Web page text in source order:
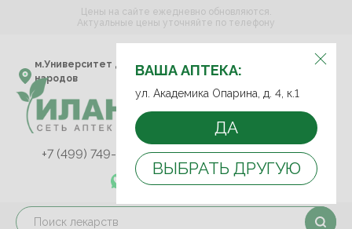
ВЫБЕРИТЕ АПТЕКУ:
м.Университет дружбы
народов
ул. Академика Опарина,
д. 4, к.1
ВАША АПТЕКА:
ул. Академика Опарина, д. 4, к.1
ДА
ВЫБРАТЬ ДРУГУЮ
Цены на сайте ежедневно обновляются.
Актуальные цены уточняйте по телефону
+7 (499) 749-75-92
+7 (499) 749-74-89
+7 (989) 579-78-73